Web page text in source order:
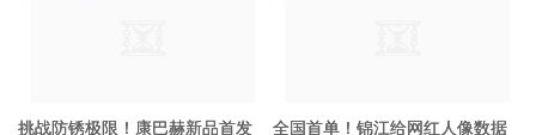
挑战防锈极限！康巴赫新品首发
全国首单！锦江给网红人像数据